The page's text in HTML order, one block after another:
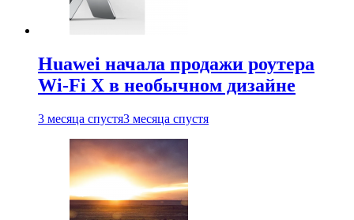
Huawei начала продажи роутера
Wi-Fi X в необычном дизайне
3 месяца спустя3 месяца спустя